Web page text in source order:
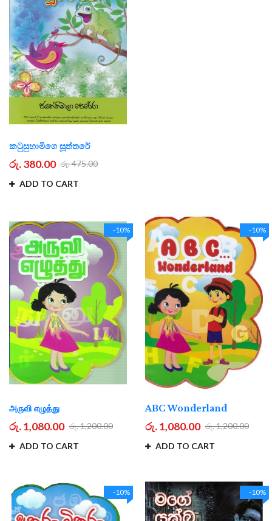
කටුසුහාමිගෙ සූත්තරේ
රු. 380.00 රු. 475.00
ADD TO CART
-10%
அருவி எழுத்து
රු. 1,080.00 රු. 1,200.00
ADD TO CART
-10%
ABC Wonderland
රු. 1,080.00 රු. 1,200.00
ADD TO CART
-10% -10%